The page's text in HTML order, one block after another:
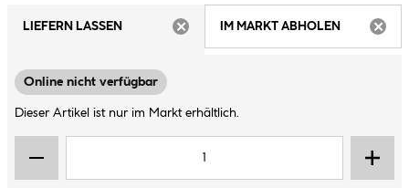
LIEFERN LASSEN
IM MARKT ABHOLEN
Online nicht verfügbar
Dieser Artikel ist nur im Markt erhältlich.